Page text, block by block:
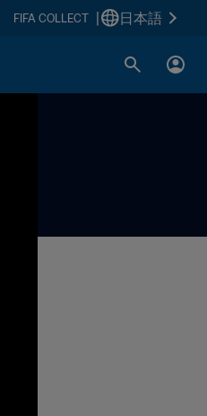
FIFA COLLECT 日本語